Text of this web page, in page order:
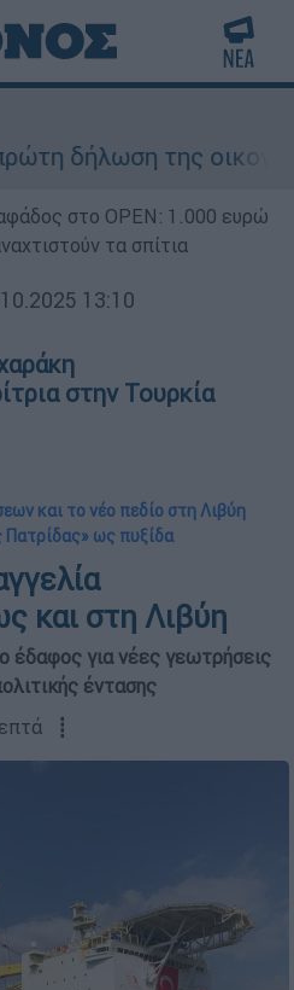
δήλωση της
στο OPEN: 1.000 ευρώ
τα σπίτια
13:10
στην Τουρκία
και το νέο πεδίο στη Λιβύη
Πατρίδας» ως πυξίδα
και στη Λιβύη
έδαφος για νέες γεωτρήσεις
έντασης
┋